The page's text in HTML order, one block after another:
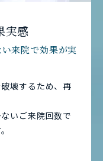
実感
来院で効果が実
壊するため、再
いご来院回数で